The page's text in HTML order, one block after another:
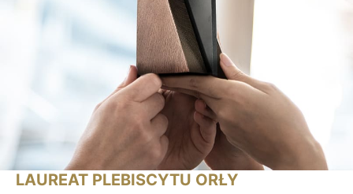
LAUREAT PLEBISCYTU ORŁY